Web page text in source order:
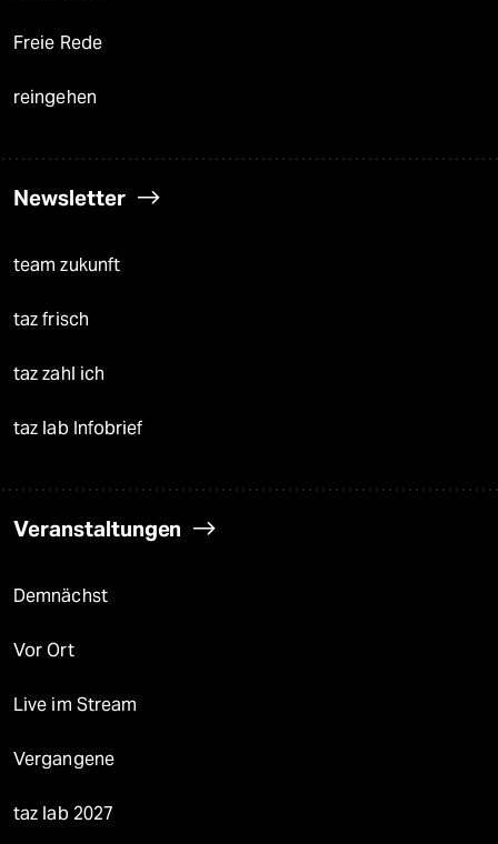
Freie Rede
reingehen
Newsletter
team zukunft
taz frisch
taz zahl ich
taz lab Infobrief
Veranstaltungen
Demnächst
Vor Ort
Live im Stream
Vergangene
taz lab 2027